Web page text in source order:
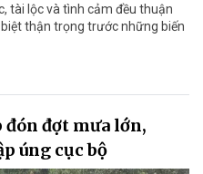
tài lộc và tình cảm đều thuận
thận trọng trước những biến
đón đợt mưa lớn,
úng cục bộ